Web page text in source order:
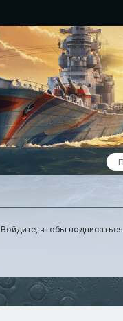
Войдите, чтобы подписаться